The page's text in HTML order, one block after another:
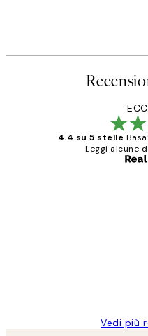
4.4 su 5 stelle
Leggi alcune
Vedi più